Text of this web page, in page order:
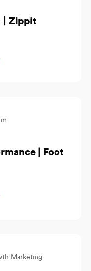
| Zippit
| Foot
Marketing